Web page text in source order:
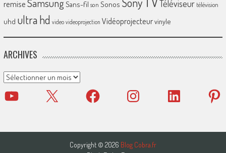
remiseSamsungSans-fil son Sonos Téléviseur télévision
uhd ultra hd video videoprojection Vidéoprojecteurvinyle
ARCHIVES
Archives
YouTube X Facebook Instagram LinkedIn
Copyright © 2026 Blog Cobra.fr